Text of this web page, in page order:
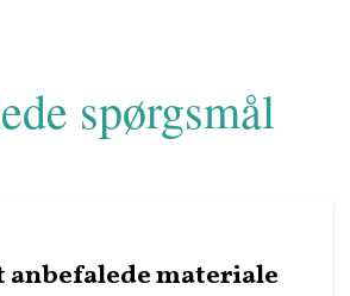
spørgsmål
anbefalede materiale